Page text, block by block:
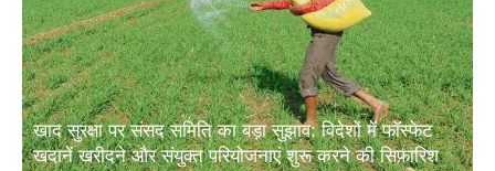
खाद सुरक्षा पर संसद समिति का बड़ा सुझाव: विदेशों में फॉस्फेट
खदानें खरीदने और संयुक्त परियोजनाएं शुरू करने की सिफारिश